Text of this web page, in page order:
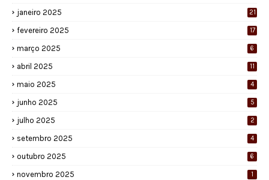
janeiro 2025 21
fevereiro 2025 17
março 2025 6
abril 2025 11
maio 2025 4
junho 2025 5
julho 2025 2
setembro 2025 4
outubro 2025 6
novembro 2025 1